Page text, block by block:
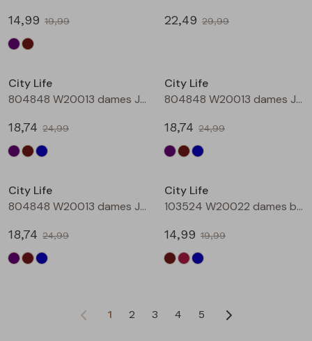
14,99 19,99
22,49 29,99
City Life
804848 W20013 dames Jurk Aubergine
18,74 24,99
City Life
804848 W20013 dames Jurk Bruin
18,74 24,99
City Life
804848 W20013 dames Jurk Petrol
18,74 24,99
City Life
103524 W20022 dames bloese km Bruin donker
14,99 19,99
1 2 3 4 5